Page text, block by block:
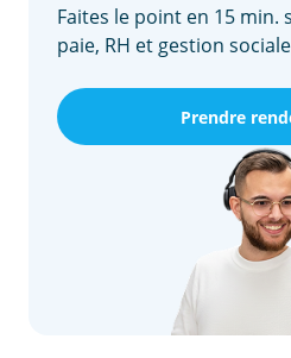
Faites le point en 15 min.
paie, RH et gestion
Prendre